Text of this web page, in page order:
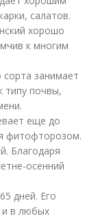
салатов.
хорошо
к многим
занимает
типу почвы,
еще до
фитофторозом.
Благодаря
осенний
дней. Его
в любых